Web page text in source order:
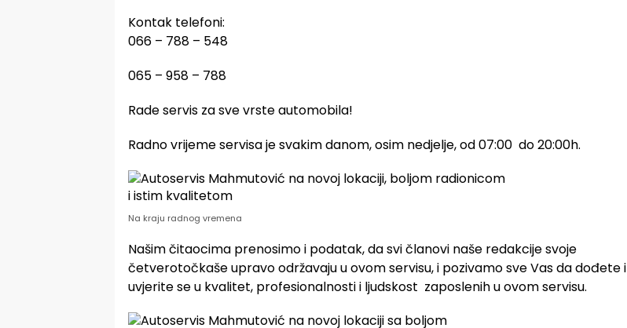
Kontak telefoni:
066 – 788 – 548
065 – 958 – 788
Rade servis za sve vrste automobila!
Radno vrijeme servisa je svakim danom, osim nedjelje, od 07:00 do 20:00h.
Na kraju radnog vremena
Našim čitaocima prenosimo i podatak, da svi članovi naše redakcije svoje
četverotočkaše upravo održavaju u ovom servisu, i pozivamo sve Vas da dođete i
uvjerite se u kvalitet, profesionalnosti i ljudskost zaposlenih u ovom servisu.